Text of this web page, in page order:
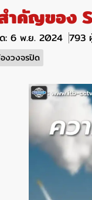
ำคัญของ
: 6 พ.ย. 2024 793
งวงจรปิด